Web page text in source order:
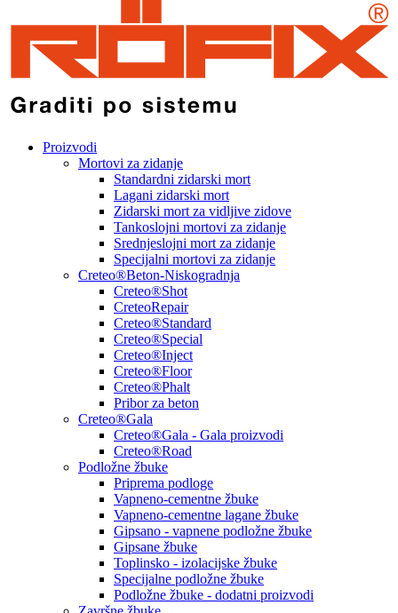
Proizvodi
Mortovi za zidanje
Standardni zidarski mort
Lagani zidarski mort
Zidarski mort za vidljive zidove
Tankoslojni mortovi za zidanje
Srednjeslojni mort za zidanje
Specijalni mortovi za zidanje
Creteo®Beton-Niskogradnja
Creteo®Shot
CreteoRepair
Creteo®Standard
Creteo®Special
Creteo®Inject
Creteo®Floor
Creteo®Phalt
Pribor za beton
Creteo®Gala
Creteo®Gala - Gala proizvodi
Creteo®Road
Podložne žbuke
Priprema podloge
Vapneno-cementne žbuke
Vapneno-cementne lagane žbuke
Gipsano - vapnene podložne žbuke
Gipsane žbuke
Toplinsko - izolacijske žbuke
Specijalne podložne žbuke
Podložne žbuke - dodatni proizvodi